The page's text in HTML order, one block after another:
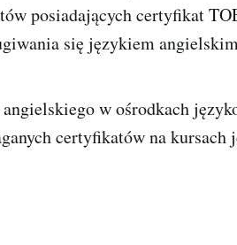
posiadających certyfikat
się językiem
w ośrodkach
certyfikatów na kursach